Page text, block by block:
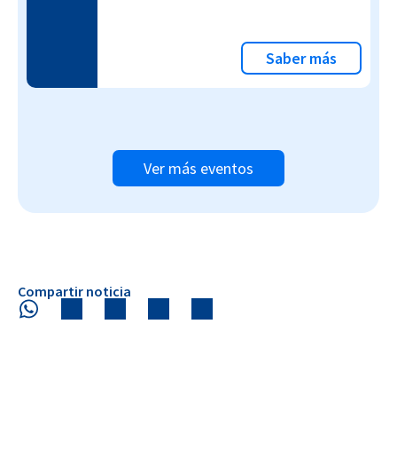
Saber más
Ver más eventos
Compartir noticia